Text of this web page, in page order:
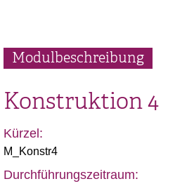
Modulbeschreibung
Konstruktion 4
Kürzel:
M_Konstr4
Durchführungszeitraum: